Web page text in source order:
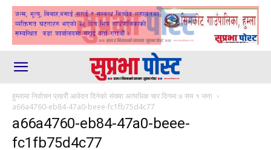
हुम्लामा निर्वाचन प्रहरीे आवेदन दिनेको संख्या अत्यधिक चार दिनमा ७ सय १ जना
a66a4760-eb84-47a0-beee-fc1fb75d4c77
a66a4760-eb84-47a0-beee-
fc1fb75d4c77